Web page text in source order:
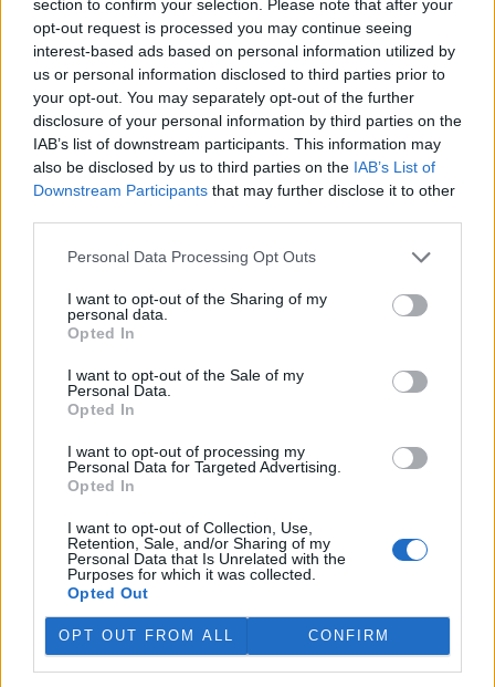
section to confirm your selection. Please note that after your
opt-out request is processed you may continue seeing
interest-based ads based on personal information utilized by
us or personal information disclosed to third parties prior to
your opt-out. You may separately opt-out of the further
disclosure of your personal information by third parties on the
IAB’s list of downstream participants. This information may
also be disclosed by us to third parties on the IAB’s List of
Downstream Participants that may further disclose it to other
Personal Data Processing Opt Outs
I want to opt-out of the Sharing of my
personal data.
Opted In
I want to opt-out of the Sale of my
Personal Data.
Opted In
I want to opt-out of processing my
Personal Data for Targeted Advertising.
Opted In
I want to opt-out of Collection, Use,
Retention, Sale, and/or Sharing of my
Personal Data that Is Unrelated with the
Purposes for which it was collected.
Opted Out
OPT OUT FROM ALL CONFIRM
společnosti by měly závody postavit nejpozději do jara příštího
roku.
Litvínov má první zájemce do průmyslové zóny
19.1.2003 17:00 | LITVÍNOV (ČIA )
Německá textilní společnostIbenaa nejmenovaná zahraniční
firma zaměřená na recyklační procesy jsou nejvážnějšími zájemci o
využití budoucí průmyslové zóny v severočeskémLitvínově
Starosta města Karel Zdražil ČIA řekl, že obě firmy by mohly
vytvořit kolem 900 nových pracovních míst.
rozhodnutí
19.1.2003 14:34 | BRUSEL/PRAHA (EkoList)
"Pro mě je rok 2003 rokem rozhodnutí. Jistotu pro plánování dáme
našim zemědělcům jen tehdy, pokud přijmeme odvážná
rozhodnutí v zemědělské politice v půli roku. Teprve pak bude
farmářský sektor konkurenceschopný na trhu, trvale udržitelný a
pro zemědělství Franz Fischler na tiskové konferenci při
zahájení tzv. "Zeleného týdne" v Berlíně.
Síť železničních koridorů se rozrostla o 140 kilometrů
19.1.2003 10:31 | PRAHA (ČIA)
Síť modernizovaných úseků I. a II. železničního koridoru se v
loňském roce rozrostla o dalších 140 kilometrů. Vlaky
(ČD) tak již dnes mohou využívat přibližně 450 kilometrů
rekonstruovaných tratí, které umožňují jízdu vyšší rychlostí. Podle
údajů tiskového oddělení ČD stavební firmy provádějící práce na I.
koridoru prostavěly vloni 4,5 miliardy korun, investice na II.